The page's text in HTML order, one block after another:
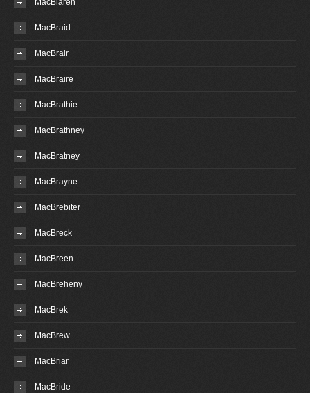
MacBlaren
MacBraid
MacBrair
MacBraire
MacBrathie
MacBrathney
MacBratney
MacBrayne
MacBrebiter
MacBreck
MacBreen
MacBreheny
MacBrek
MacBrew
MacBriar
MacBride